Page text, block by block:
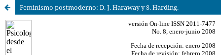
Feminismo postmoderno: D. J. Haraway y S. Harding.